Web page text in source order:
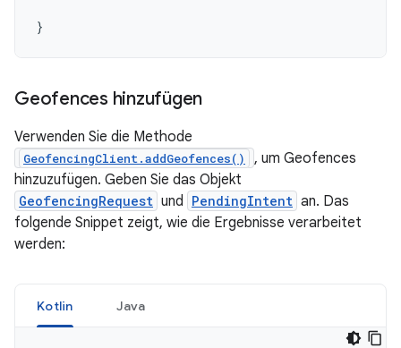
}
Geofences hinzufügen
Verwenden Sie die Methode
GeofencingClient.addGeofences()
, um Geofences
hinzuzufügen. Geben Sie das Objekt
GeofencingRequest und PendingIntent an. Das
folgende Snippet zeigt, wie die Ergebnisse verarbeitet
werden:
Kotlin Java